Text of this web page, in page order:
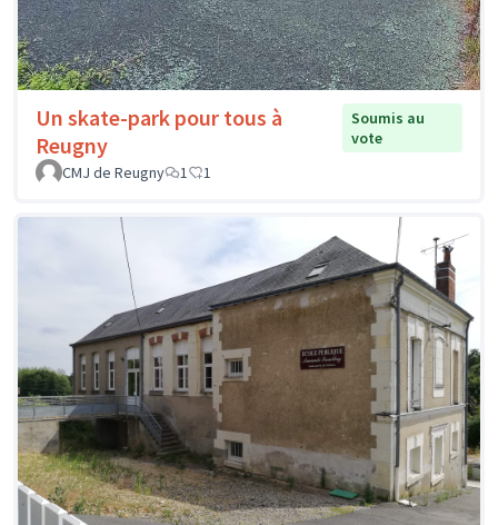
Un skate-park pour tous à
Reugny
Soumis au
vote
CMJ de Reugny
1 1